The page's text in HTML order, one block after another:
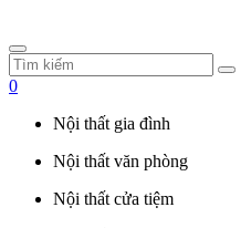
0
Nội thất gia đình
Nội thất văn phòng
Nội thất cửa tiệm